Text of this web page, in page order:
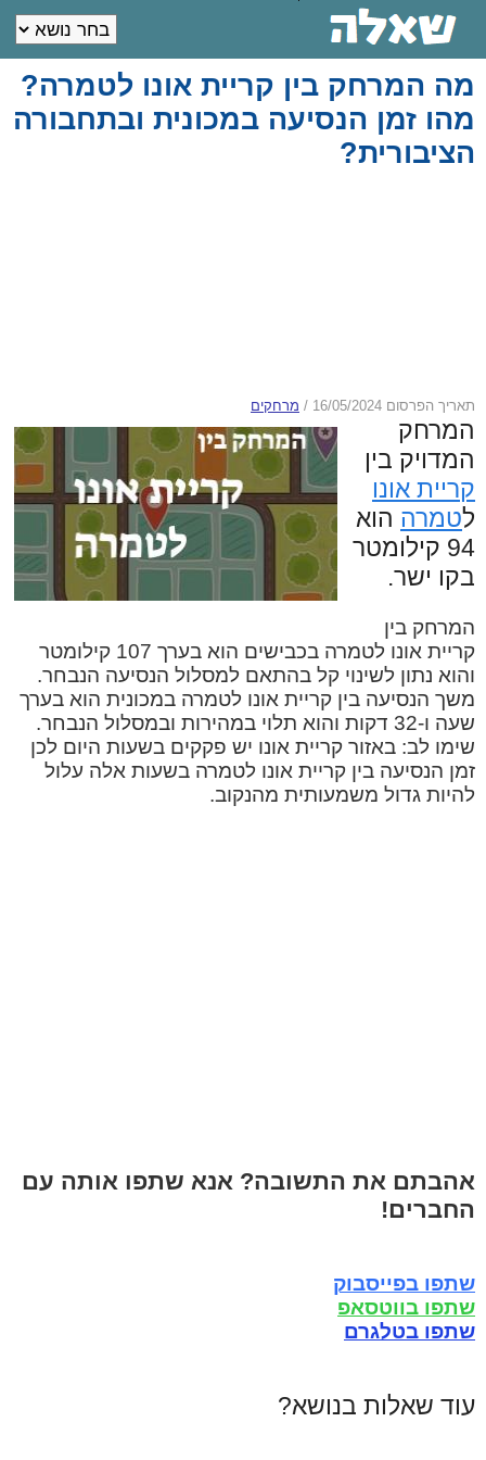
מה המרחק בין קריית אונו לטמרה?
מהו זמן הנסיעה במכונית ובתחבורה
הציבורית?
תאריך הפרסום 16/05/2024 / מרחקים
המרחק
המדויק בין
קריית אונו
לטמרה הוא
94 קילומטר
בקו ישר.
המרחק בין
קריית אונו לטמרה בכבישים הוא בערך 107 קילומטר
והוא נתון לשינוי קל בהתאם למסלול הנסיעה הנבחר.
משך הנסיעה בין קריית אונו לטמרה במכונית הוא בערך
שעה ו-32 דקות והוא תלוי במהירות ובמסלול הנבחר.
שימו לב: באזור קריית אונו יש פקקים בשעות היום לכן
זמן הנסיעה בין קריית אונו לטמרה בשעות אלה עלול
להיות גדול משמעותית מהנקוב.
אהבתם את התשובה? אנא שתפו אותה עם
החברים!
שתפו בפייסבוק
שתפו בווטסאפ
שתפו בטלגרם
עוד שאלות בנושא?